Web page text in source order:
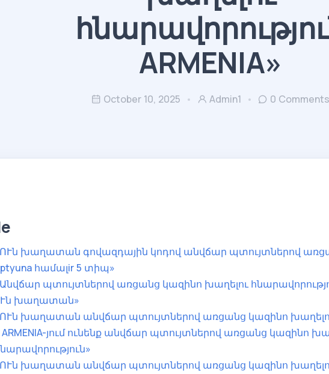
ARMENIA»
October 10, 2025 Admin1 0 Comments
խաղատան գովազդային կոդով անվճար պտույտներով
համալir 5 տիպ»
պտույտներով առցանց կազինո խաղելու
խաղատան»
խաղատան անվճար պտույտներով առցանց կազինո
ARMENIA-յում ունենք անվճար պտույտներով առցանց կազինո
խաղատան անվճար պտույտներով առցանց կազինո